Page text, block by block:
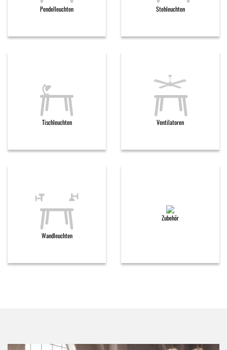
Pendelleuchten Stehleuchten
Tischleuchten Ventilatoren
Wandleuchten
Zubehör